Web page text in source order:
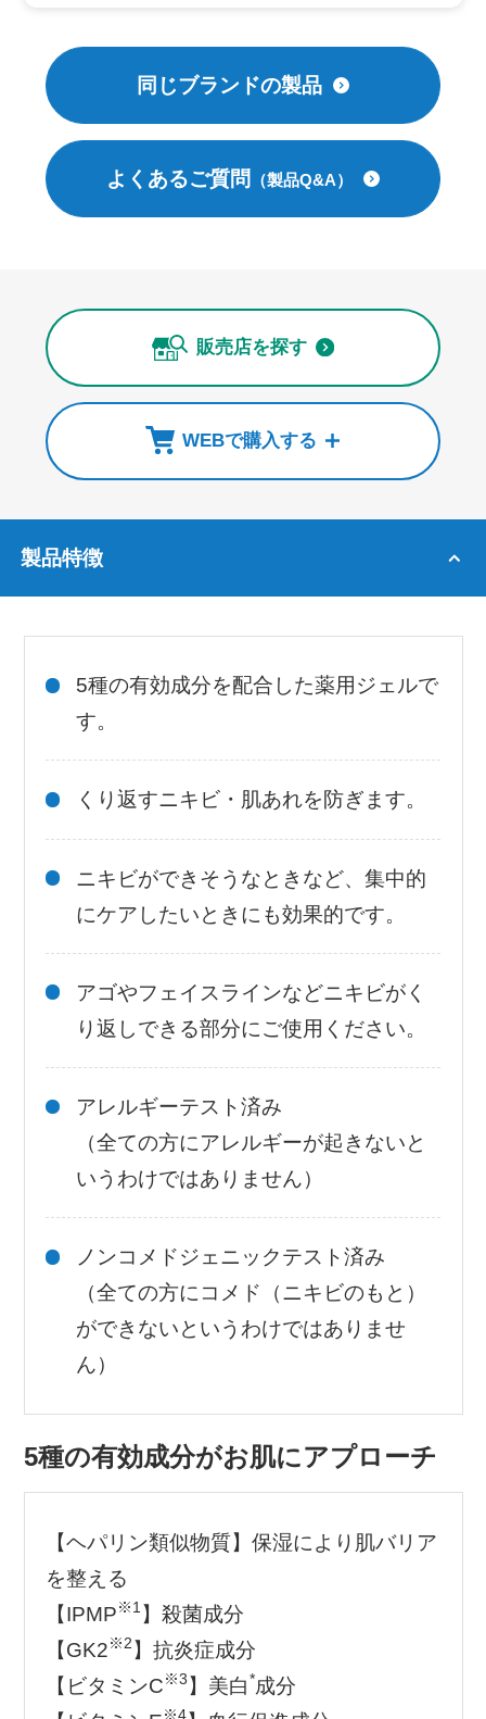
同じブランドの製品
よくあるご質問 （製品Q&A）
販売店を探す
WEBで購入する
製品特徴
5種の有効成分を配合した薬用ジェルで
す。
くり返すニキビ・肌あれを防ぎます。
ニキビができそうなときなど、集中的
にケアしたいときにも効果的です。
アゴやフェイスラインなどニキビがく
り返しできる部分にご使用ください。
アレルギーテスト済み
（全ての方にアレルギーが起きないと
いうわけではありません）
ノンコメドジェニックテスト済み
（全ての方にコメド（ニキビのもと）
ができないというわけではありませ
ん）
5種の有効成分がお肌にアプローチ
【ヘパリン類似物質】保湿により肌バリア
を整える
【IPMP※1 】殺菌成分
【GK2※2 】抗炎症成分
【ビタミンC※3 】美白*成分
※4